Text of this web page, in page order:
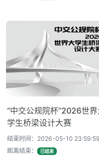
“中交公规院杯”2026世界
学生桥梁设计大赛
结束时间：2026-05-10 23:59:59
距离结束：
已结束